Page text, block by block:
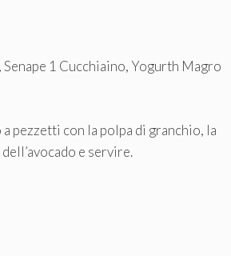
1 Cucchiaino, Yogurth Magro
pezzetti con la polpa di granchio, la
e servire.